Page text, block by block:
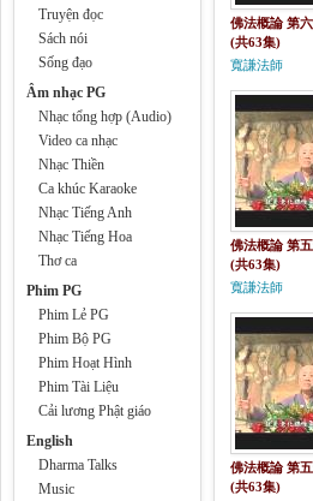
Truyện đọc
Sách nói
Sống đạo
Âm nhạc PG
Nhạc tổng hợp (Audio)
Video ca nhạc
Nhạc Thiền
Ca khúc Karaoke
Nhạc Tiếng Anh
Nhạc Tiếng Hoa
Thơ ca
Phim PG
Phim Lẻ PG
Phim Bộ PG
Phim Hoạt Hình
Phim Tài Liệu
Cải lương Phật giáo
English
Dharma Talks
Music
佛法概論 第
(共63集)
寬謙法師
佛法概論 第
(共63集)
寬謙法師
佛法概論 第
(共63集)